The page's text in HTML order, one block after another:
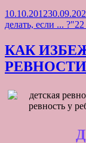
Опубликовано
10.10.2012
делать, если ... ?"
КАК